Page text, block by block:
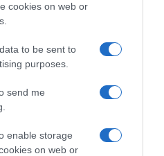
cookies on web or
to be sent to
purposes.
send me
enable storage
on web or
Τσίπρα – Με…
τοπική αυτοδιοίκηση